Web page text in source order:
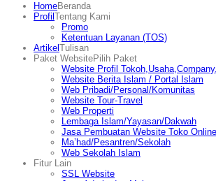
HomeBeranda
Profil Tentang Kami
Promo
Ketentuan Layanan (TOS)
Artikel Tulisan
Paket WebsitePilih Paket
Website Profil
Website Berita Islam / Portal Islam
Web Pribadi/Personal/Komunitas
Website Tour-Travel
Web Properti
Lembaga Islam/Yayasan/Dakwah
Jasa Pembuatan Website Toko
Ma’had/Pesantren/Sekolah
Web Sekolah Islam
Fitur Lain
SSL Website